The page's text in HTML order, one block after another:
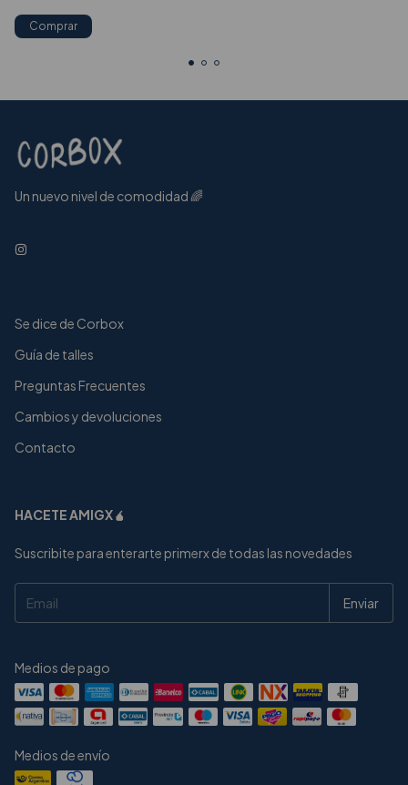
Comprar
Un nuevo nivel de comodidad 🌈
Se dice de Corbox
Guía de talles
Preguntas Frecuentes
Cambios y devoluciones
Contacto
HACETE AMIGX🧉
Suscribite para enterarte primerx de todas las novedades
Medios de pago
Medios de envío